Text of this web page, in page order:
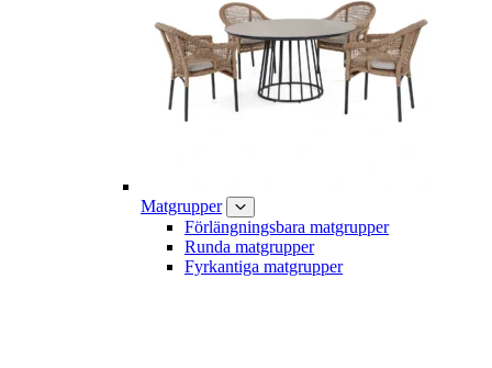
Matgrupper
Förlängningsbara matgrupper
Runda matgrupper
Fyrkantiga matgrupper